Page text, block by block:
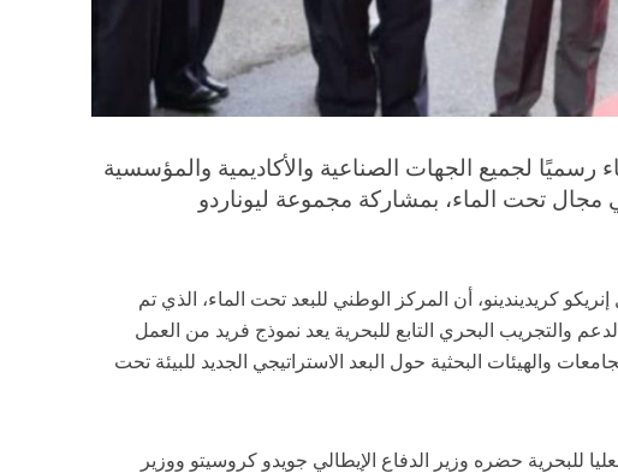
رسميًا لجميع الجهات الصناعية والأكاديمية والمؤسسية
تحت الماء، بمشاركة مجموعة ليوناردو
إنريكو كريديندينو، أن المركز الوطني للبعد تحت الماء، الذي تم
والتجريب البحري التابع للبحرية يعد نموذج فريد من العمل
والهيئات البحثية حول البعد الاستراتيجي الجديد للبيئة تحت
للبحرية حضره وزير الدفاع الإيطالي جويدو كروسيتو ووزير